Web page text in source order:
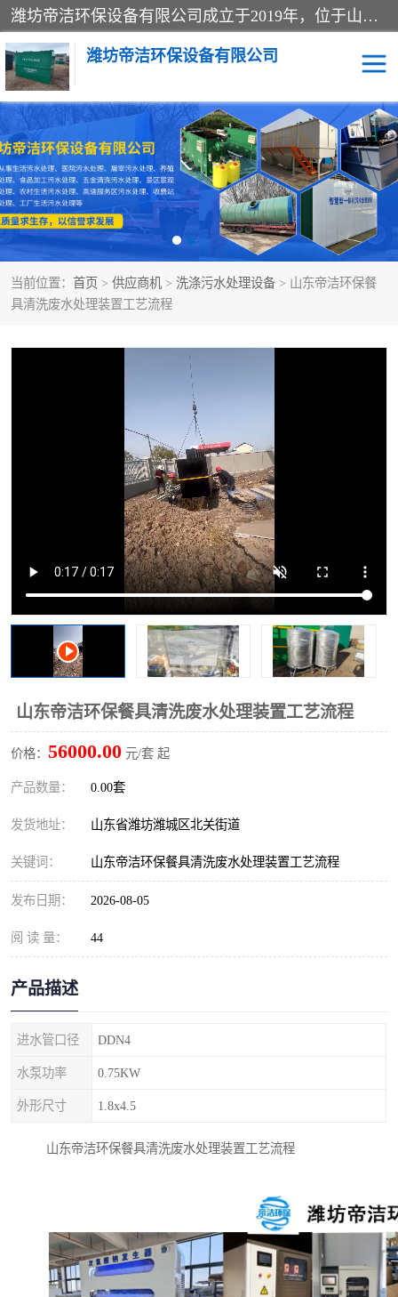
潍坊帝洁环保设备有限公司成立于2019年，位于山东省潍坊市潍城经济开发区；公司专注于环境保护专用设备及配件的研发、生产、安装与销售，同时涉及医用消毒设备、机电设备和仪器仪表的销售。此外，公司提供环保工程施工、环保技术研发与转让、技术服务以及环境工程专项设计服务，致力于为客户提供全面的环保解决方案，助力绿色可持续发展。
潍坊帝洁环保设备有限公司
当前位置： 首页 > 供应商机 > 洗涤污水处理设备 > 山东帝洁环保餐
具清洗废水处理装置工艺流程
山东帝洁环保餐具清洗废水处理装置工艺流程
价格： 56000.00 元/套 起
产品数量： 0.00套
发货地址： 山东省潍坊潍城区北关街道
关键词： 山东帝洁环保餐具清洗废水处理装置工艺流程
发布日期： 2026-08-05
阅 读 量： 44
产品描述
进水管口径 DDN4
水泵功率 0.75KW
外形尺寸 1.8x4.5
山东帝洁环保餐具清洗废水处理装置工艺流程
一体化提升泵站 屠宰肉食品加工污水处理
设备
一体化生活污水处理设备 学校污水处理设备
医院污水处理设备 喷涂废水油墨废水
玻璃钢一体化污水处理设 水性涂料加工污水处理设
平流式溶气气浮机 风景区旅游景点污水处理
设备
高速服务区收费站污水处 微动力生化污水处理设备
海鲜加工污水处理设备 蒸发器设备价格
客运站污水处理设备 航站楼厕所污水处理设备
UASB厌氧塔 加油站油田景点旅游区污
水处理设备
风电场变电站污水处理设
备
叠螺污泥脱水机
疾控中心一体化设备处理 一体化净北槽污水处理设
餐具消毒污水处理设备
塑料编织袋一体化污水处
理设备
养老院污水处理一体化设
整形医院污水处理设备
酿酒厂一体化污水处理设
备
生活一体化污水处理设备
复合二氧化氯发生器污水
处理设备
屠宰场一体化污水处理设
地埋式一体化污水处理设 加药装置污水设备
MBR膜污水处理设备
气浮机一体化污水处理设 污水处理设备生产厂家
印刷厂污水处理设备 二级生化污水处理设备